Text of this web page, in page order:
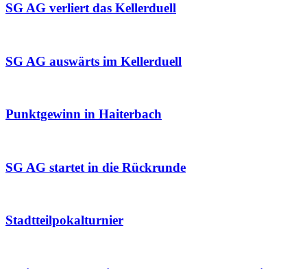
SG AG verliert das Kellerduell
SG AG auswärts im Kellerduell
Punktgewinn in Haiterbach
SG AG startet in die Rückrunde
Stadtteilpokalturnier